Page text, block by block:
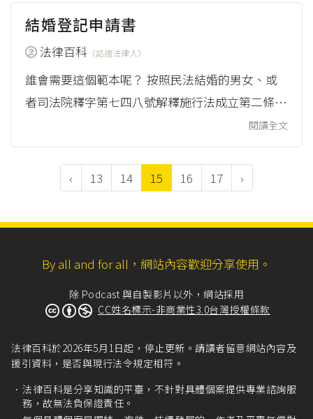
只是抵押人換成拿動產作為擔保，向人借錢。出借
金錢的人會因此成為動產抵押權人。若未來抵押人
還不出錢，抵押權人就能夠占有並變賣抵押物，優
先拿回金錢。 動產抵押是屬於動產擔保交易的一
種類型。動產擔保交易，指...
結婚登記申請書
法律百科 （認證法律人）
誰會需要這個範本呢？ 按照民法結婚的男女、或
者司法院釋字第七四八號解釋施行法成立第二條關
係的人會需要。按照法律規定，婚姻或第二條關係
需要製作書面，並且需要到戶政機關辦理結婚登
記，不再像早期採取儀式婚。 只要沒有牴觸民法
禁止結婚的規定、或者「司法院釋字第七四八號解
約（司法院釋字第748號解釋施行...
閱讀全文
‹ 13 14 15 16 17 ›
By all and for all，網站內容歡迎分享使用。
除 Podcast 與自製影片以外，網站採用
CC姓名標示-非商業性3.0台灣授權條款
法律百科於2026年5月1日起，停止更新。請讀者留意網站內容及
援引資料，是否與現行法令規定相符。
法律百科是分享知識的平臺，不針對具體個案提供專業諮詢服
務，故無法負保證責任。